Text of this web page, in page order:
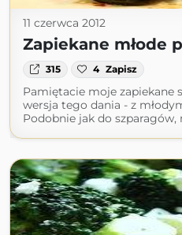
11 czerwca 2012
Zapiekane młode
315 4 Zapisz
Pamiętacie moje zapiekane
wersja tego dania - z
Podobnie jak do szparagów,